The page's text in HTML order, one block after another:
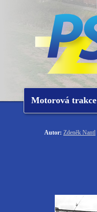
Motorová trakce
Autor: Zdeněk Nantl